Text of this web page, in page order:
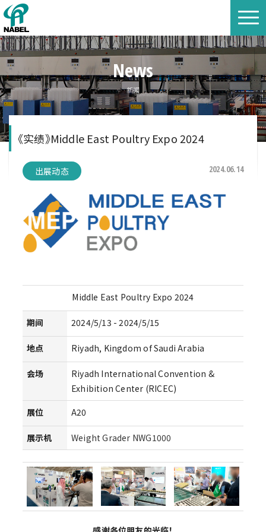
News
新闻
《实绩》Middle East Poultry Expo 2024
出展动态 2024.06.14
Middle East Poultry Expo 2024
期间 2024/5/13 - 2024/5/15
地点 Riyadh, Kingdom of Saudi Arabia
会场
Riyadh International Convention &
Exhibition Center (RICEC)
展位
A20
展示机 Weight Grader NWG1000